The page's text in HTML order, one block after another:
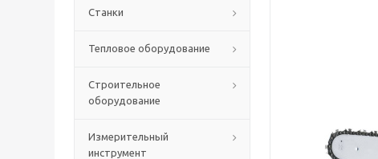
Станки
Тепловое оборудование
Строительное
оборудование
Измерительный
инструмент